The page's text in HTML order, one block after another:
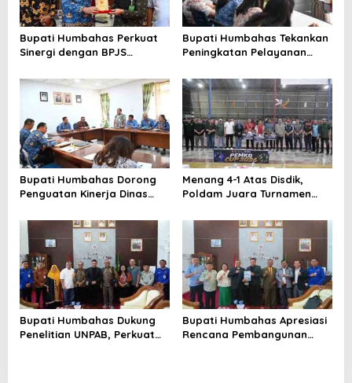
Bupati Humbahas Perkuat
Sinergi dengan BPJS
Perluas Perlindungan
Pekerja
Bupati Humbahas Tekankan
Peningkatan Pelayanan
Utamakan Profesionalisme
dan Integritas
Bupati Humbahas Dorong
Penguatan Kinerja Dinas
SDM Berkualitas
Menang 4-1 Atas Disdik,
Poldam Juara Turnamen
Bupati Humbahas Dukung
Penelitian UNPAB, Perkuat
Bupati Humbahas Apresiasi
Rencana Pembangunan